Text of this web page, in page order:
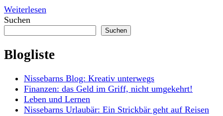
Weiterlesen
Suchen
Suchen
Blogliste
Nissebarns Blog: Kreativ unterwegs
Finanzen: das Geld im Griff, nicht umgekehrt!
Leben und Lernen
Nissebarns Urlaubär: Ein Strickbär geht auf Reisen